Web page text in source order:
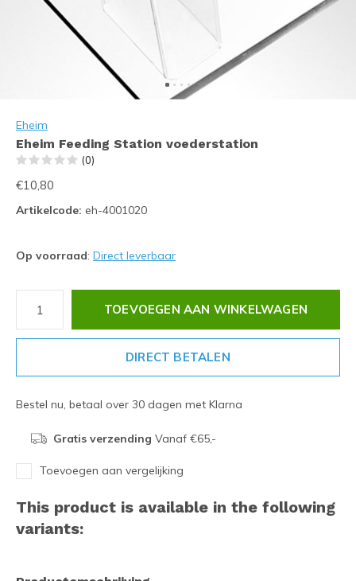
Eheim
Eheim Feeding Station voederstation
(0)
€10,80
Artikelcode: eh-4001020
Op voorraad: Direct leverbaar
TOEVOEGEN AAN WINKELWAGEN
DIRECT BETALEN
Bestel nu, betaal over 30 dagen met Klarna
Gratis verzending Vanaf €65,-
Toevoegen aan vergelijking
This product is available in the following
variants: